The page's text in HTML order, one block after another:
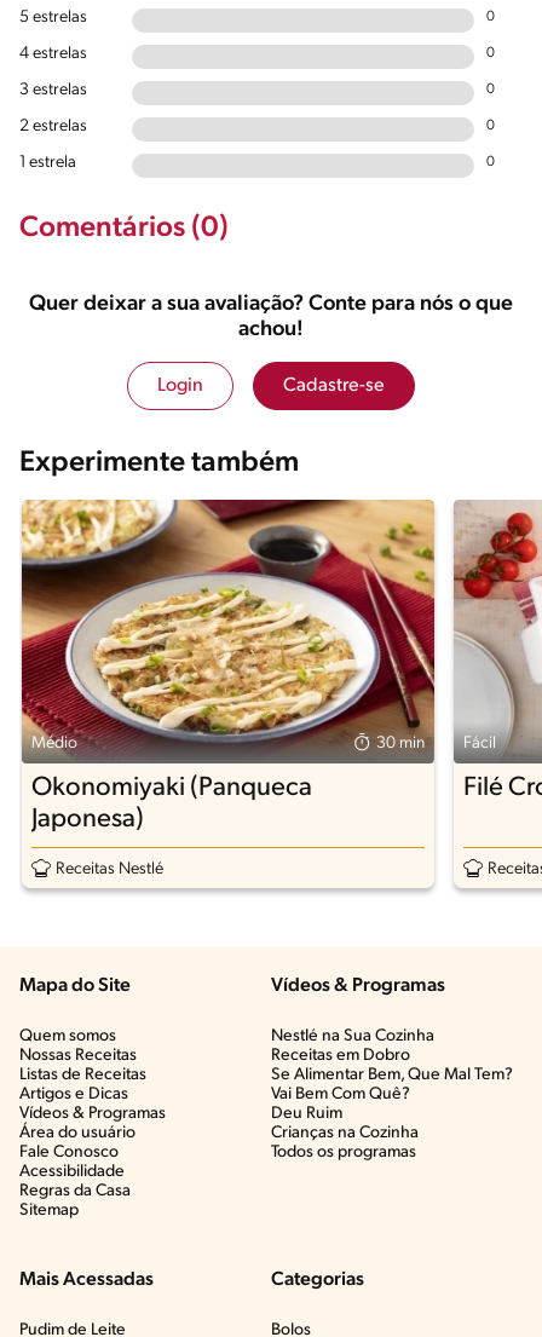
5 estrelas 0
4 estrelas 0
3 estrelas 0
2 estrelas 0
1 estrela 0
Comentários (0)
Quer deixar a sua avaliação? Conte para nós o que
achou!
Login Cadastre-se
Experimente também
Médio 30 min
Okonomiyaki (Panqueca
Japonesa)
Receitas Nestlé
Fácil
Filé
Mapa do Site
Quem somos
Nossas Receitas
Listas de Receitas​
Artigos e Dicas​
Vídeos & Programas​
Área do usuário
Fale Conosco
Acessibilidade
Regras da Casa
Sitemap
Vídeos & Programas​
Nestlé na Sua Cozinha
Receitas em Dobro
Se Alimentar Bem, Que Mal Tem?​
Vai Bem Com Quê?​
Deu Ruim​
Crianças na Cozinha​
Todos os programas
Mais Acessadas
Pudim de Leite
Categorias
Bolos